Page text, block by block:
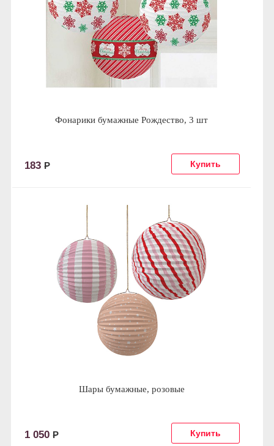
Фонарики бумажные Рождество, 3 шт
183 Р
Шары бумажные, розовые
1 050 Р